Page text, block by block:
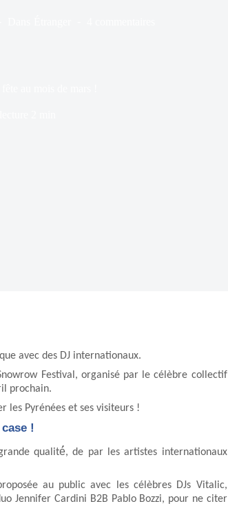
avec des DJ internationaux.
Festival, organisé par le célèbre collectif
prochain.
les Pyrénées et ses visiteurs !
!
qualité́, de par les artistes internationaux
au public avec les célèbres DJs Vitalic,
Jennifer Cardini B2B Pablo Bozzi, pour ne citer